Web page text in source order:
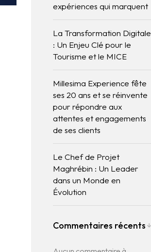
expériences qui marquent
La Transformation Digitale
: Un Enjeu Clé pour le
Tourisme et le MICE
Millesima Experience fête
ses 20 ans et se réinvente
pour répondre aux
attentes et engagements
de ses clients
Le Chef de Projet
Maghrébin : Un Leader
dans un Monde en
Évolution
Commentaires récents